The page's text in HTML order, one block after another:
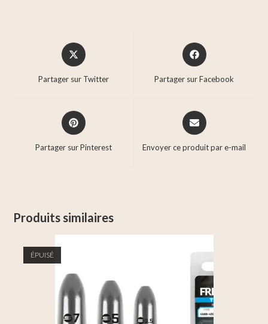
Partager sur Twitter Partager sur Facebook
Partager sur Pinterest Envoyer ce produit par e-mail
Produits similaires
ÉPUISÉ